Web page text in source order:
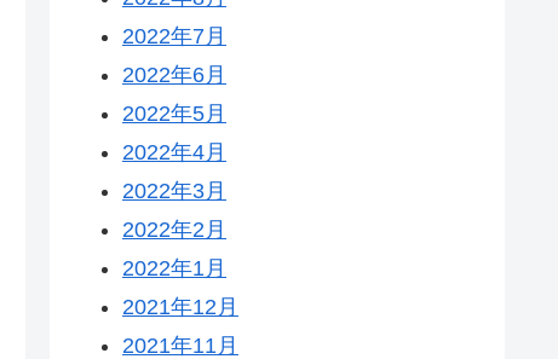
2022年7月
2022年6月
2022年5月
2022年4月
2022年3月
2022年2月
2022年1月
2021年12月
2021年11月